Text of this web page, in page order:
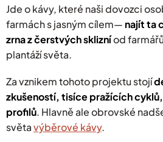
Jde o kávy, které naši dovozci
farmách s jasným cílem— najít ta
zrna z čerstvých sklizníod
plantáží světa.
Za vznikem tohoto projektu stojí
zkušeností, tisíce pražících
profilů. Hlavně ale obrovské
světavýběrové kávy.